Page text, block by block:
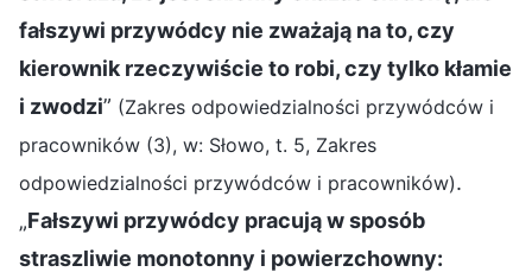
fałszywi przywódcy nie zważają na to, czy
kierownik rzeczywiście to robi, czy tylko kłamie
i zwodzi” (Zakres odpowiedzialności przywódców i
pracowników (3), w: Słowo, t. 5, Zakres
odpowiedzialności przywódców i pracowników).
„Fałszywi przywódcy pracują w sposób
straszliwie monotonny i powierzchowny: